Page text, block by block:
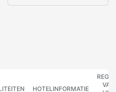
HOTELINFORMATIE
VAN